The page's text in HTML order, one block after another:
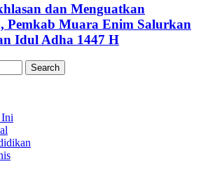
dan Menguatkan
Pemkab Muara Enim Salurkan
Idul Adha 1447 H